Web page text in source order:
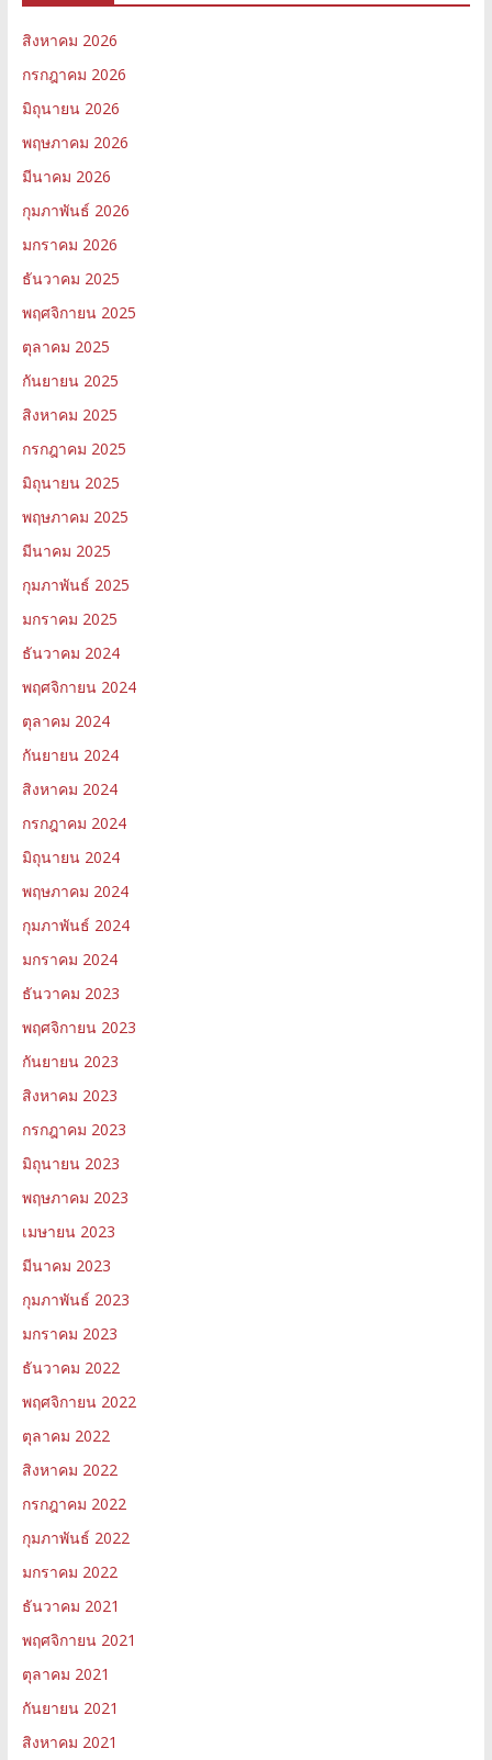
สิงหาคม 2026
กรกฎาคม 2026
มิถุนายน 2026
พฤษภาคม 2026
มีนาคม 2026
กุมภาพันธ์ 2026
มกราคม 2026
ธันวาคม 2025
พฤศจิกายน 2025
ตุลาคม 2025
กันยายน 2025
สิงหาคม 2025
กรกฎาคม 2025
มิถุนายน 2025
พฤษภาคม 2025
มีนาคม 2025
กุมภาพันธ์ 2025
มกราคม 2025
ธันวาคม 2024
พฤศจิกายน 2024
ตุลาคม 2024
กันยายน 2024
สิงหาคม 2024
กรกฎาคม 2024
มิถุนายน 2024
พฤษภาคม 2024
กุมภาพันธ์ 2024
มกราคม 2024
ธันวาคม 2023
พฤศจิกายน 2023
กันยายน 2023
สิงหาคม 2023
กรกฎาคม 2023
มิถุนายน 2023
พฤษภาคม 2023
เมษายน 2023
มีนาคม 2023
กุมภาพันธ์ 2023
มกราคม 2023
ธันวาคม 2022
พฤศจิกายน 2022
ตุลาคม 2022
สิงหาคม 2022
กรกฎาคม 2022
กุมภาพันธ์ 2022
มกราคม 2022
ธันวาคม 2021
พฤศจิกายน 2021
ตุลาคม 2021
กันยายน 2021
สิงหาคม 2021